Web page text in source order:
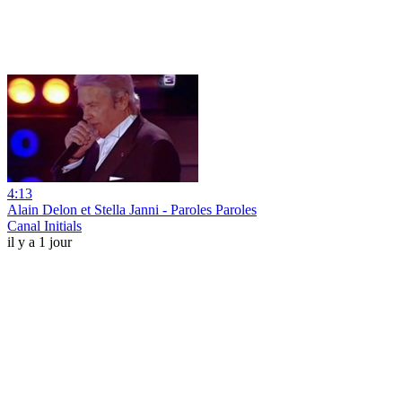
4:13
Alain Delon et Stella Janni - Paroles Paroles
Canal Initials
il y a 1 jour